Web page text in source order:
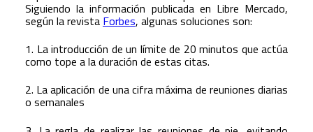
Siguiendo la información publicada en Libre Mercado,
según la revista Forbes, algunas soluciones son:
1. La introducción de un límite de 20 minutos que actúa
como tope a la duración de estas citas.
2. La aplicación de una cifra máxima de reuniones diarias
o semanales